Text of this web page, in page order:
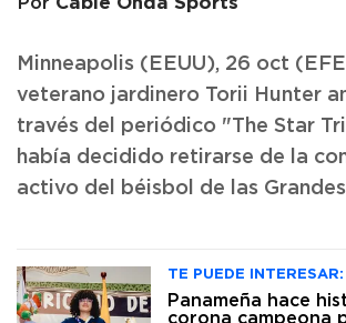
Minneapolis (EEUU), 26 oct
veterano jardinero Torii Hunter
través del periódico "The Star
había decidido retirarse de la
activo del béisbol de las
TE PUEDE INTERESAR:
Panameña hace
corona campeona